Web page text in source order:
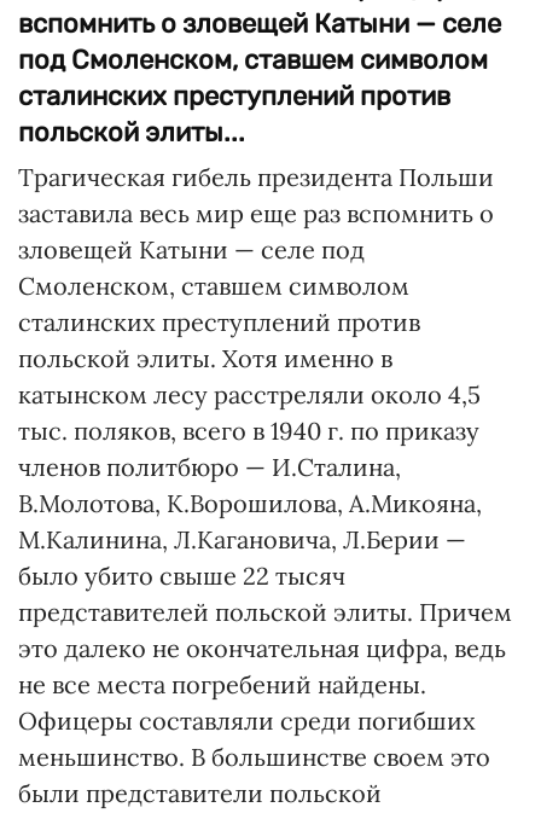
вспомнить о зловещей Катыни — селе
под Смоленском, ставшем символом
сталинских преступлений против
польской элиты...
Трагическая гибель президента Польши
заставила весь мир еще раз вспомнить о
зловещей Катыни — селе под
Смоленском, ставшем символом
сталинских преступлений против
польской элиты. Хотя именно в
катынском лесу расстреляли около 4,5
тыс. поляков, всего в 1940 г. по приказу
членов политбюро — И.Сталина,
В.Молотова, К.Ворошилова, А.Микояна,
М.Калинина, Л.Кагановича, Л.Берии —
было убито свыше 22 тысяч
представителей польской элиты. Причем
это далеко не окончательная цифра, ведь
не все места погребений найдены.
Офицеры составляли среди погибших
меньшинство. В большинстве своем это
были представители польской